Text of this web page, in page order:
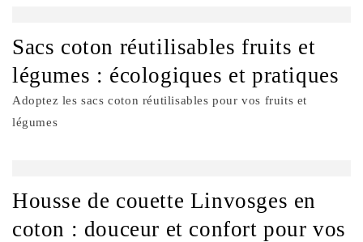
Sacs coton réutilisables fruits et
légumes : écologiques et pratiques
Adoptez les sacs coton réutilisables pour vos fruits et
légumes
Housse de couette Linvosges en
coton : douceur et confort pour vos